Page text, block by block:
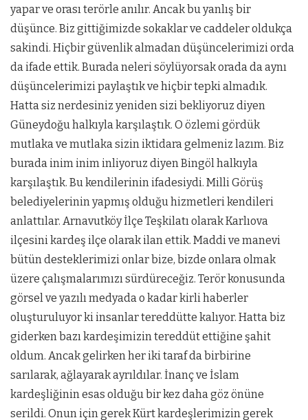
yapar ve orası terörle anılır. Ancak bu yanlış bir
düşünce. Biz gittiğimizde sokaklar ve caddeler oldukça
sakindi. Hiçbir güvenlik almadan düşüncelerimizi orda
da ifade ettik. Burada neleri söylüyorsak orada da aynı
düşüncelerimizi paylaştık ve hiçbir tepki almadık.
Hatta siz nerdesiniz yeniden sizi bekliyoruz diyen
Güneydoğu halkıyla karşılaştık. O özlemi gördük
mutlaka ve mutlaka sizin iktidara gelmeniz lazım. Biz
burada inim inim inliyoruz diyen Bingöl halkıyla
karşılaştık. Bu kendilerinin ifadesiydi. Milli Görüş
belediyelerinin yapmış olduğu hizmetleri kendileri
anlattılar. Arnavutköy İlçe Teşkilatı olarak Karlıova
ilçesini kardeş ilçe olarak ilan ettik. Maddi ve manevi
bütün desteklerimizi onlar bize, bizde onlara olmak
üzere çalışmalarımızı sürdüreceğiz. Terör konusunda
görsel ve yazılı medyada o kadar kirli haberler
oluşturuluyor ki insanlar tereddütte kalıyor. Hatta biz
giderken bazı kardeşimizin tereddüt ettiğine şahit
oldum. Ancak gelirken her iki taraf da birbirine
sarılarak, ağlayarak ayrıldılar. İnanç ve İslam
kardeşliğinin esas olduğu bir kez daha göz önüne
serildi. Onun için gerek Kürt kardeşlerimizin gerek